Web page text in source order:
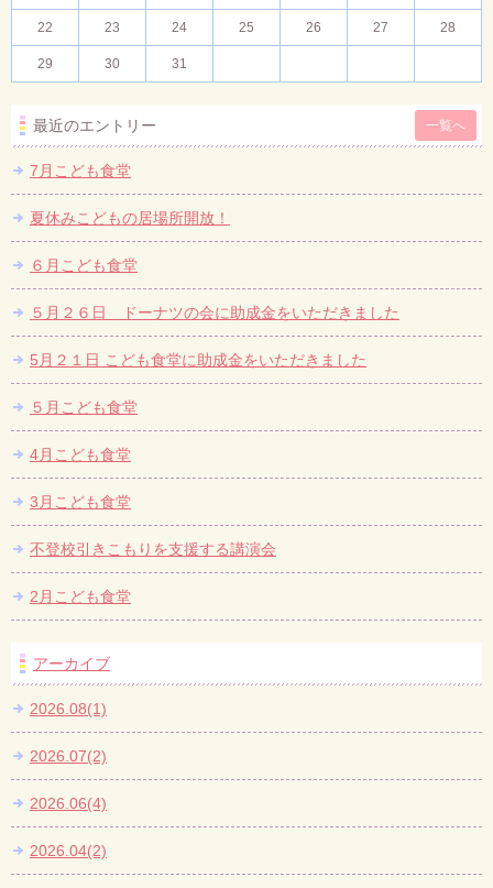
22 23 24 25 26 27 28
29 30 31
最近のエントリー 一覧へ
7月こども食堂
夏休みこどもの居場所開放！
６月こども食堂
５月２６日 ドーナツの会に助成金をいただきました
5月２１日 こども食堂に助成金をいただきました
５月こども食堂
4月こども食堂
3月こども食堂
不登校引きこもりを支援する講演会
2月こども食堂
アーカイブ
2026.08(1)
2026.07(2)
2026.06(4)
2026.04(2)